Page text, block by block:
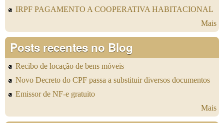
IRPF PAGAMENTO A COOPERATIVA HABITACIONAL
Mais
Posts recentes no Blog
Recibo de locação de bens móveis
Novo Decreto do CPF passa a substituir diversos documentos
Emissor de NF-e gratuito
Mais